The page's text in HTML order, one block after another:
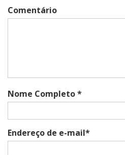
Comentário
Nome Completo *
Endereço de e-mail*